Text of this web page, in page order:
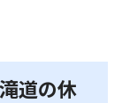
道の休